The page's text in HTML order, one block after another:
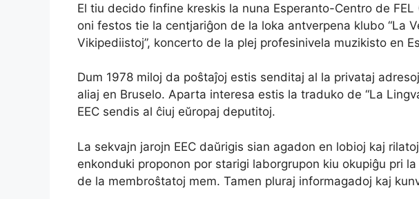
El tiu decido finfine kreskis la nuna Esperanto-Centro de
oni festos tie la centjariĝon de la loka antverpena klubo “La
Vikipediistoj”, koncerto de la plej profesinivela muzikisto en
Dum 1978 miloj da poŝtaĵoj estis senditaj al la privataj
aliaj en Bruselo. Aparta interesa estis la traduko de “La
EEC sendis al ĉiuj eŭropaj deputitoj.
La sekvajn jarojn EEC daŭrigis sian agadon en lobioj kaj
enkonduki proponon por starigi laborgrupon kiu okupiĝu pri
de la membroŝtatoj mem. Tamen pluraj informagadoj kaj